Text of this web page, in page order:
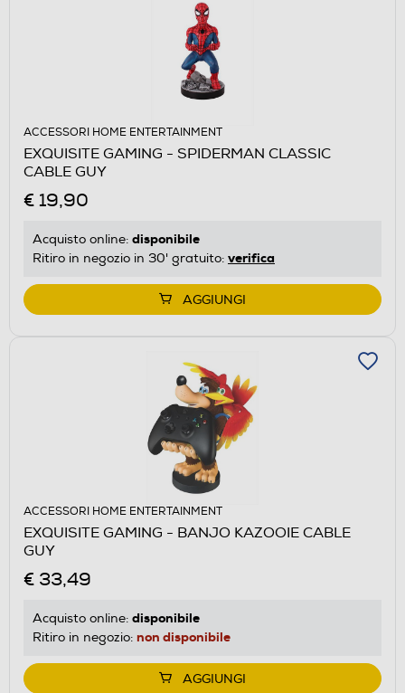
ACCESSORI HOME ENTERTAINMENT
EXQUISITE GAMING - SPIDERMAN CLASSIC
CABLE GUY
€ 19,90
Acquisto online: disponibile
Ritiro in negozio in 30' gratuito: verifica
AGGIUNGI
ACCESSORI HOME ENTERTAINMENT
EXQUISITE GAMING - BANJO KAZOOIE CABLE
GUY
€ 33,49
Acquisto online: disponibile
Ritiro in negozio: non disponibile
AGGIUNGI